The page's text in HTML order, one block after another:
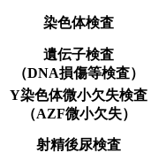
染色体検査
遺伝子検査
（DNA損傷等検査）
Y染色体微小欠失検査
（AZF微小欠失）
射精後尿検査